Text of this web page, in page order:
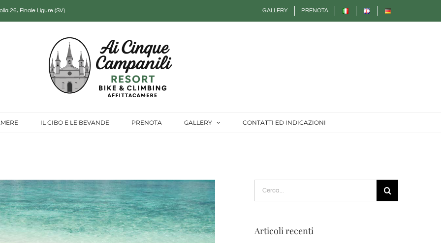
26, Finale Ligure (SV) GALLERY PRENOTA
IL CIBO E LE BEVANDE PRENOTA GALLERY CONTATTI ED INDICAZIONI
Cerca
per:
Articoli recenti